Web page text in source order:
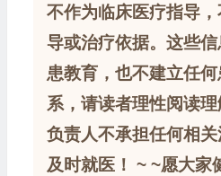
不作为临床医疗指导
导或治疗依据。这些
患教育，也不建立任
系，请读者理性阅读
负责人不承担任何相
及时就医！ ~ ~愿大家